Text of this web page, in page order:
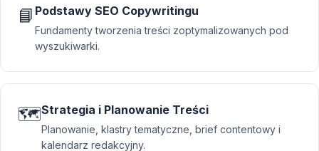
📘 Podstawy SEO Copywritingu
Fundamenty tworzenia treści zoptymalizowanych pod
wyszukiwarki.
🗺️Strategia i Planowanie Treści
Planowanie, klastry tematyczne, brief contentowy i
kalendarz redakcyjny.